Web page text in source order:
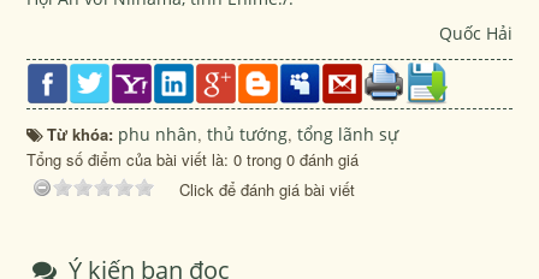
Quốc Hải
Từ khóa: phu nhân,thủ tướng,tổng lãnh sự
Tổng số điểm của bài viết là: 0 trong 0 đánh giá
Click để đánh giá bài viết
Ý kiến bạn đọc